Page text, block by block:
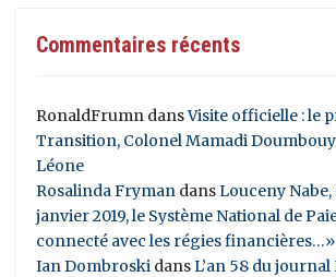
Commentaires récents
RonaldFrumn dansVisite officielle : le
Transition, Colonel Mamadi
Léone
Rosalinda Fryman dansLouceny Nabe,
janvier 2019, le Système National de
connecté avec les régies financières…»
Ian Dombroski dansL’an 58 du